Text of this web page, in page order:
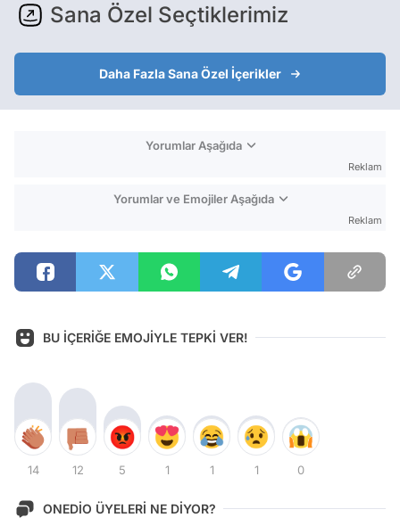
Sana Özel Seçtiklerimiz
Daha Fazla Sana Özel İçerikler
Yorumlar Aşağıda
Reklam
Yorumlar ve Emojiler Aşağıda
Reklam
BU İÇERİĞE EMOJİYLE TEPKİ VER!
14 12 5 1 1 1 0
ONEDİO ÜYELERİ NE DİYOR?